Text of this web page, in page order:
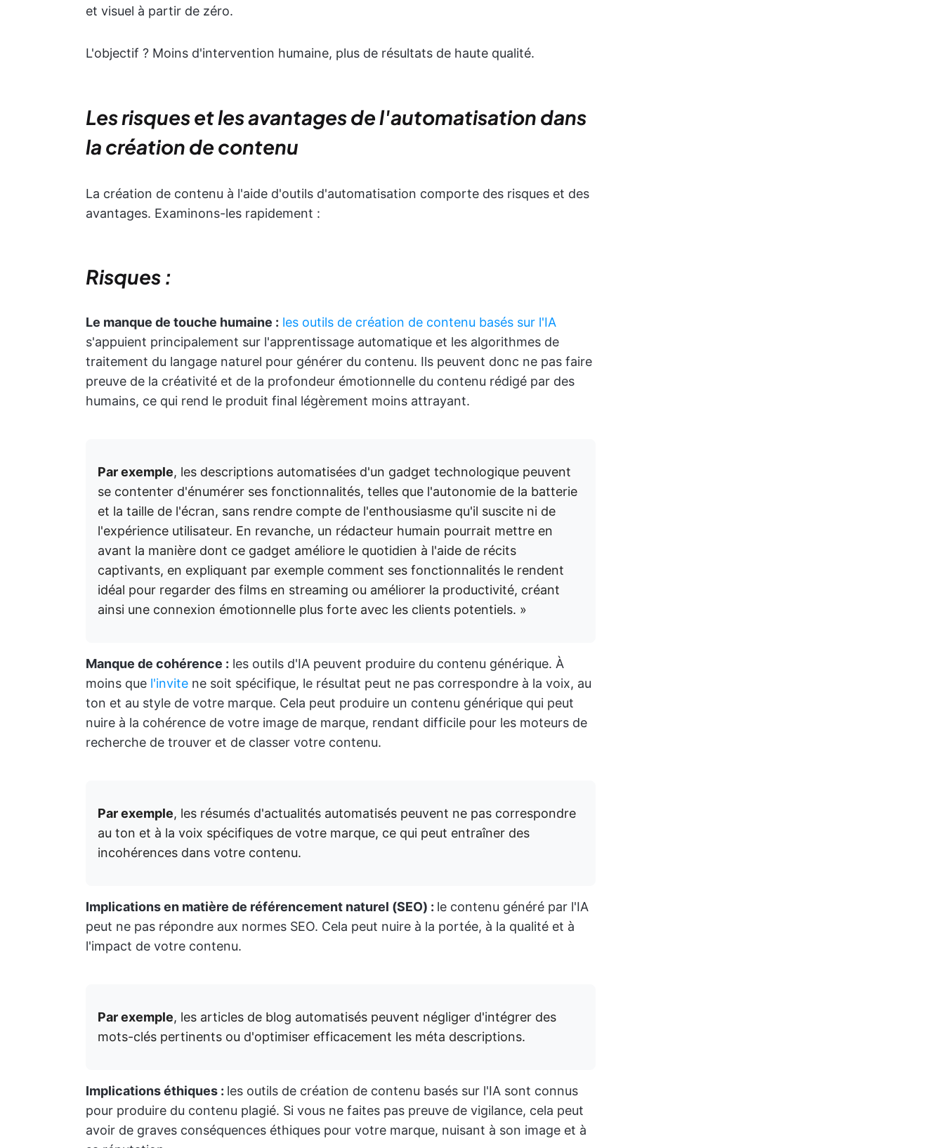
et visuel à partir de zéro.
L'objectif ? Moins d'intervention humaine, plus de résultats de haute qualité.
Les risques et les avantages de l'automatisation dans
la création de contenu
La création de contenu à l'aide d'outils d'automatisation comporte des risques et des
avantages. Examinons-les rapidement :
Risques :
Le manque de touche humaine : les outils de création de contenu basés sur l'IA
s'appuient principalement sur l'apprentissage automatique et les algorithmes de
traitement du langage naturel pour générer du contenu. Ils peuvent donc ne pas faire
preuve de la créativité et de la profondeur émotionnelle du contenu rédigé par des
humains, ce qui rend le produit final légèrement moins attrayant.
Par exemple, les descriptions automatisées d'un gadget technologique peuvent
se contenter d'énumérer ses fonctionnalités, telles que l'autonomie de la batterie
et la taille de l'écran, sans rendre compte de l'enthousiasme qu'il suscite ni de
l'expérience utilisateur. En revanche, un rédacteur humain pourrait mettre en
avant la manière dont ce gadget améliore le quotidien à l'aide de récits
captivants, en expliquant par exemple comment ses fonctionnalités le rendent
idéal pour regarder des films en streaming ou améliorer la productivité, créant
ainsi une connexion émotionnelle plus forte avec les clients potentiels. »
Manque de cohérence : les outils d'IA peuvent produire du contenu générique. À
moins que l'invite ne soit spécifique, le résultat peut ne pas correspondre à la voix, au
ton et au style de votre marque. Cela peut produire un contenu générique qui peut
nuire à la cohérence de votre image de marque, rendant difficile pour les moteurs de
recherche de trouver et de classer votre contenu.
Par exemple, les résumés d'actualités automatisés peuvent ne pas correspondre
au ton et à la voix spécifiques de votre marque, ce qui peut entraîner des
incohérences dans votre contenu.
Implications en matière de référencement naturel (SEO) : le contenu généré par l'IA
peut ne pas répondre aux normes SEO. Cela peut nuire à la portée, à la qualité et à
l'impact de votre contenu.
Par exemple, les articles de blog automatisés peuvent négliger d'intégrer des
mots-clés pertinents ou d'optimiser efficacement les méta descriptions.
Implications éthiques : les outils de création de contenu basés sur l'IA sont connus
pour produire du contenu plagié. Si vous ne faites pas preuve de vigilance, cela peut
avoir de graves conséquences éthiques pour votre marque, nuisant à son image et à